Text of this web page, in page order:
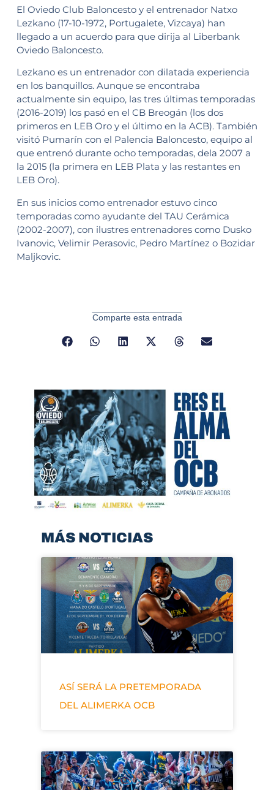
El Oviedo Club Baloncesto y el entrenador Natxo
Lezkano (17-10-1972, Portugalete, Vizcaya) han
llegado a un acuerdo para que dirija al Liberbank
Oviedo Baloncesto.
Lezkano es un entrenador con dilatada experiencia
en los banquillos. Aunque se encontraba
actualmente sin equipo, las tres últimas temporadas
(2016-2019) los pasó en el CB Breogán (los dos
primeros en LEB Oro y el último en la ACB). También
visitó Pumarín con el Palencia Baloncesto, equipo al
que entrenó durante ocho temporadas, dela 2007 a
la 2015 (la primera en LEB Plata y las restantes en
LEB Oro).
En sus inicios como entrenador estuvo cinco
temporadas como ayudante del TAU Cerámica
(2002-2007), con ilustres entrenadores como Dusko
Ivanovic, Velimir Perasovic, Pedro Martínez o Bozidar
Maljkovic.
Comparte esta entrada
MÁS NOTICIAS
ASÍ SERÁ LA PRETEMPORADA
DEL ALIMERKA OCB